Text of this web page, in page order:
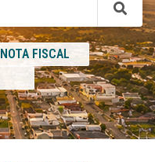
NOTA FISCAL